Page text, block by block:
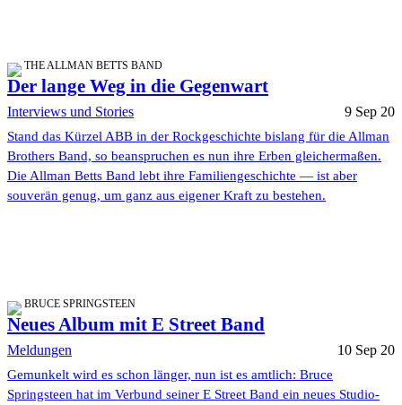
THE ALLMAN BETTS BAND
Der lange Weg in die Gegenwart
Interviews und Stories 9 Sep 20
Stand das Kürzel ABB in der Rockgeschichte bislang für die Allman
Brothers Band, so beanspruchen es nun ihre Erben gleichermaßen.
Die Allman Betts Band lebt ihre Familiengeschichte — ist aber
souverän genug, um ganz aus eigener Kraft zu bestehen.
BRUCE SPRINGSTEEN
Neues Album mit E Street Band
Meldungen 10 Sep 20
Gemunkelt wird es schon länger, nun ist es amtlich: Bruce
Springsteen hat im Verbund seiner E Street Band ein neues Studio-